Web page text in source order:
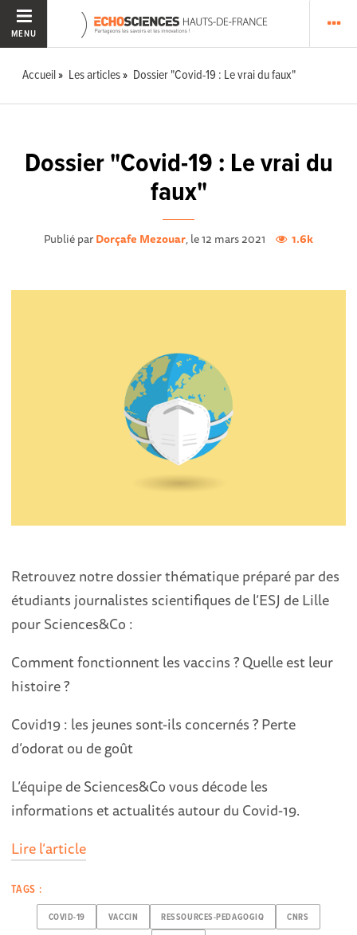
MENU
Accueil Les articles Dossier "Covid-19 : Le vrai du faux"
Dossier "Covid-19 : Le vrai du
faux"
Publié parDorçafe Mezouar, le 12 mars 2021 1.6k
Retrouvez notre dossier thématique préparé par des
étudiants journalistes scientifiques de l’ESJ de Lille
pour Sciences&Co :
Comment fonctionnent les vaccins ? Quelle est leur
histoire ?
Covid19 : les jeunes sont-ils concernés ? Perte
d’odorat ou de goût
L’équipe de Sciences&Co vous décode les
informations et actualités autour du Covid-19.
Lire l’article
TAGS :
COVID-19 VACCIN RESSOURCES-PEDAGOGIQ CNRS